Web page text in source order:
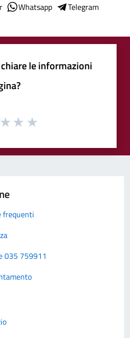
Whatsapp
Telegram
le informazioni
frequenti
035 759911